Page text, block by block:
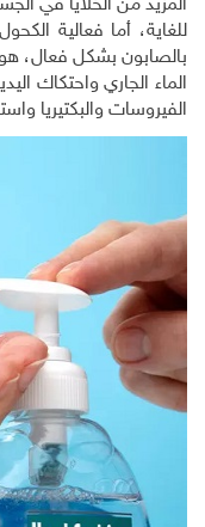
المزيد من الخلايا في
للغاية، أما فعالية
بالصابون بشكل فعال،
الفيروسات والبكتيريا